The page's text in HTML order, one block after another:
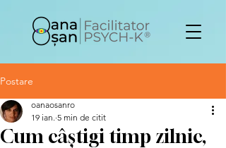
Postare
Cum câștigi timp zilnic,
oanaosanro
19 ian. 5 min de citit